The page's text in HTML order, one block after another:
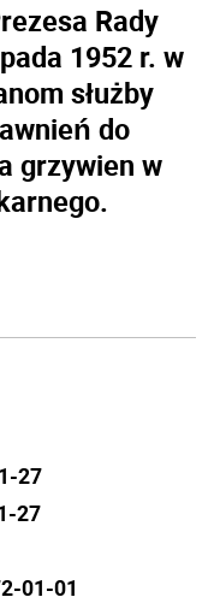
Rady
1952 r. w
służby
do
grzywien w
27
27
01-01